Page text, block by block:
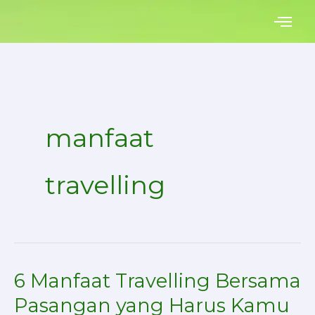
content
manfaat
travelling
6 Manfaat Travelling Bersama
Pasangan yang Harus Kamu
6
Manfaat